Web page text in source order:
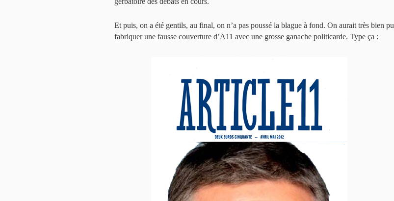
Et puis, on a été gentils, au final, on n’a pas poussé la blague à fond. On aurait très bien pu
fabriquer une fausse couverture d’A11 avec une grosse ganache politicarde. Type ça :